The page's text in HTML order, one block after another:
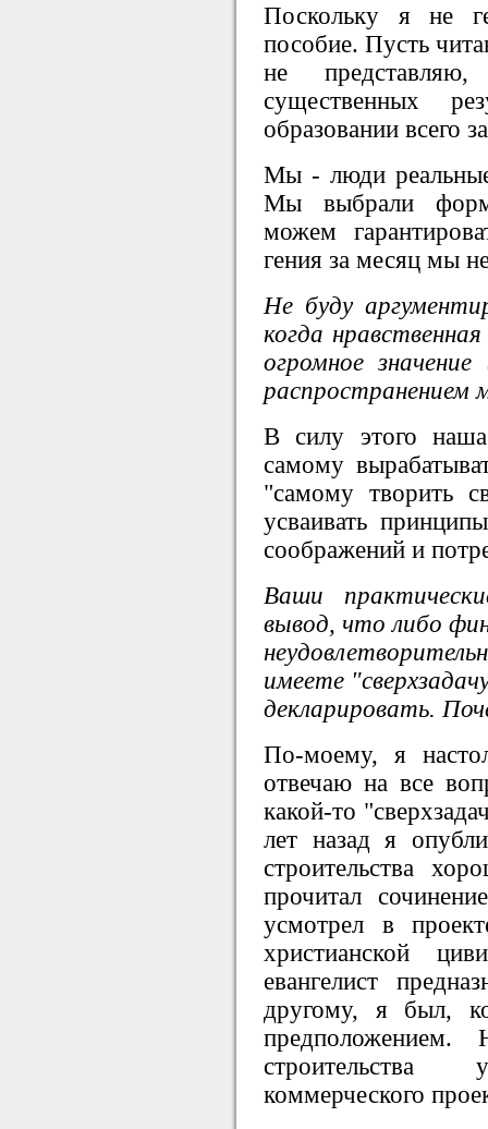
Поскольку я не
пособие. Пусть
не
существенных
образовании всего
Мы - люди
Мы выбрали
можем
гения за месяц мы
Не буду
когда
огромное
распространением
В силу этого наша
самому
"самому творить
усваивать
соображений и
Ваши
вывод, что либо
имеете
декларировать.
По-моему, я
отвечаю на все
какой-то
лет назад я
строительства
прочитал
усмотрел в
христианской
евангелист
другому, я был,
коммерческого